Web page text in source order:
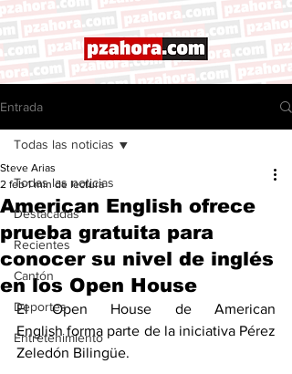
Entrada
Todas las noticias
Destacadas
Recientes
Cantón
Deportes
Entretenimiento
Todas las noticias
American English ofrece
prueba gratuita para
conocer su nivel de inglés
en los Open House
Steve Arias
2 feb 1 min de lectura
El Open House de American
English forma parte de la iniciativa Pérez
Zeledón Bilingüe.